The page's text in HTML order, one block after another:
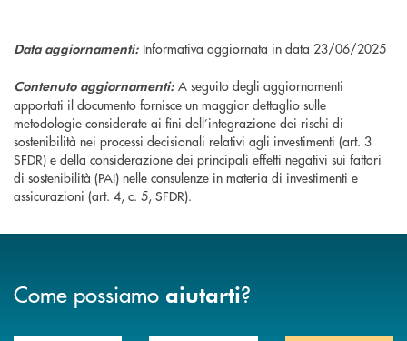
Data aggiornamenti: Informativa aggiornata in data 23/06/2025
Contenuto aggiornamenti: A seguito degli aggiornamenti
apportati il documento fornisce un maggior dettaglio sulle
metodologie considerate ai fini dell’integrazione dei rischi di
sostenibilità nei processi decisionali relativi agli investimenti (art. 3
SFDR) e della considerazione dei principali effetti negativi sui fattori
di sostenibilità (PAI) nelle consulenze in materia di investimenti e
assicurazioni (art. 4, c. 5, SFDR).
Come possiamo aiutarti?